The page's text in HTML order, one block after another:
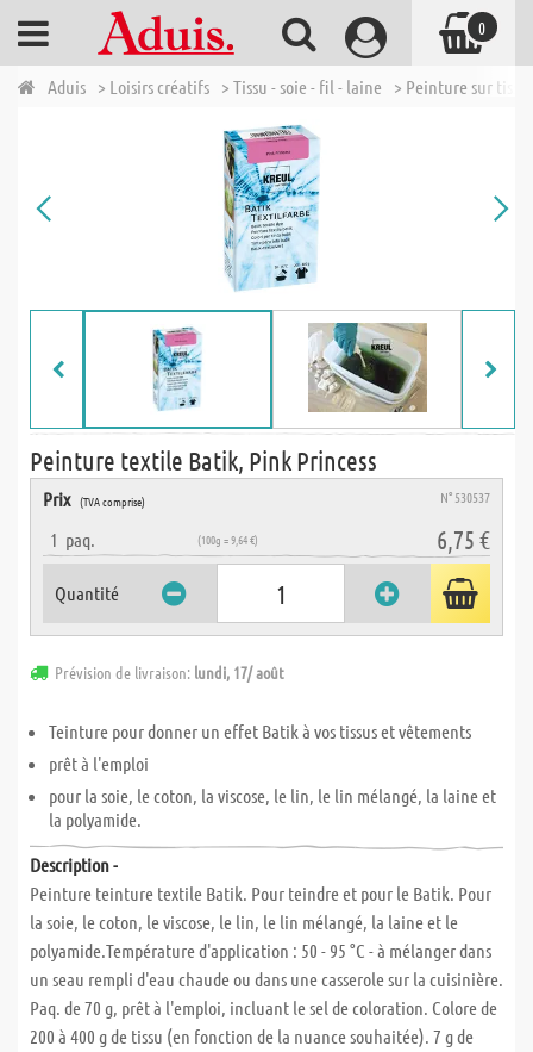
Aduis > Loisirs créatifs > Tissu - soie - fil - laine > Peinture sur
Peinture textile Batik, Pink Princess
Prix (TVA comprise) N° 530537
1 paq. (100g = 9,64 €) 6,75 €
Quantité
Prévision de livraison: lundi, 17/ août
Teinture pour donner un effet Batik à vos tissus et vêtements
prêt à l'emploi
pour la soie, le coton, la viscose, le lin, le lin mélangé, la laine et
la polyamide.
Description -
Peinture teinture textile Batik. Pour teindre et pour le Batik. Pour
la soie, le coton, le viscose, le lin, le lin mélangé, la laine et le
polyamide.Température d'application : 50 - 95 °C - à mélanger dans
un seau rempli d'eau chaude ou dans une casserole sur la cuisinière.
Paq. de 70 g, prêt à l'emploi, incluant le sel de coloration. Colore de
200 à 400 g de tissu (en fonction de la nuance souhaitée). 7 g de
0